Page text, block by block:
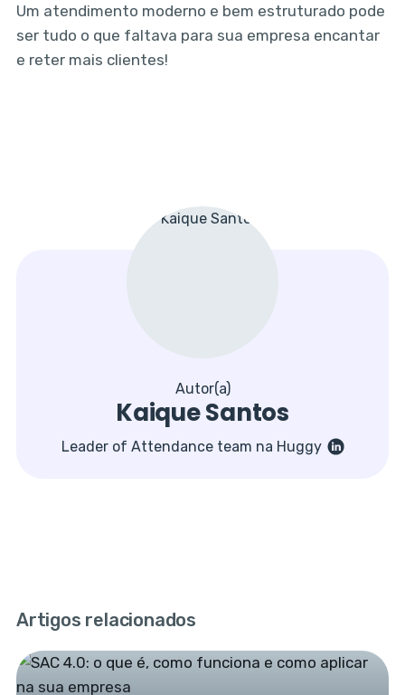
Um atendimento moderno e bem estruturado pode
ser tudo o que faltava para sua empresa encantar
e reter mais clientes!
Autor(a)
Kaique Santos
Leader of Attendance team na Huggy
Artigos relacionados